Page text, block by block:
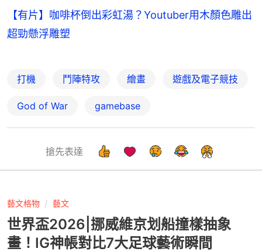
【有片】咖啡杯倒出彩虹湯？Youtuber用木顏色雕出
超勁懸浮雕塑
打機 鬥陣特攻 繪畫 遊戲及電子競技
God of War gamebase
搶先表達
藝文格物 藝文
世界盃2026|挪威維京划船撞樣抽象
畫！IG神帳對比7大足球藝術瞬間